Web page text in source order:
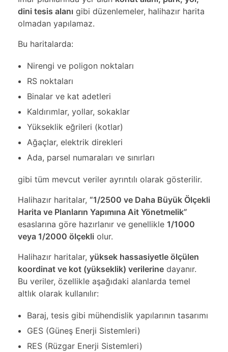
dini tesis alanı gibi düzenlemeler, halihazır harita
olmadan yapılamaz.
Bu haritalarda:
Nirengi ve poligon noktaları
RS noktaları
Binalar ve kat adetleri
Kaldırımlar, yollar, sokaklar
Yükseklik eğrileri (kotlar)
Ağaçlar, elektrik direkleri
Ada, parsel numaraları ve sınırları
gibi tüm mevcut veriler ayrıntılı olarak gösterilir.
Halihazır haritalar, “1/2500 ve Daha Büyük Ölçekli
Harita ve Planların Yapımına Ait Yönetmelik”
esaslarına göre hazırlanır ve genellikle 1/1000
veya 1/2000 ölçekli olur.
Halihazır haritalar, yüksek hassasiyetle ölçülen
koordinat ve kot (yükseklik) verilerine dayanır.
Bu veriler, özellikle aşağıdaki alanlarda temel
altlık olarak kullanılır:
Baraj, tesis gibi mühendislik yapılarının tasarımı
GES (Güneş Enerji Sistemleri)
RES (Rüzgar Enerji Sistemleri)